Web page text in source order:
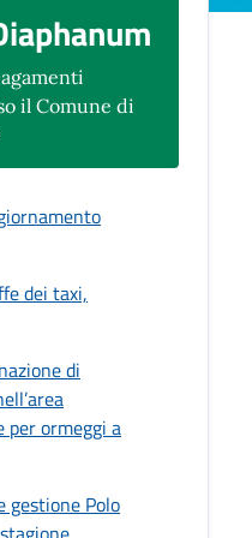
il Comune di
dei taxi,
di
per ormeggi a
gestione Polo